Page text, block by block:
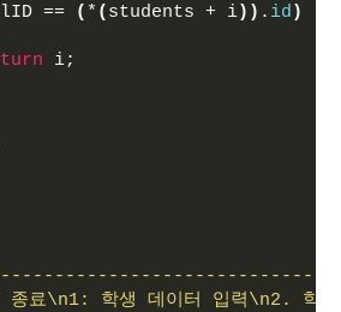
== ( * ( students + i)) . id )
i;
료\n1: 학생 데이터 입력\n2. 학